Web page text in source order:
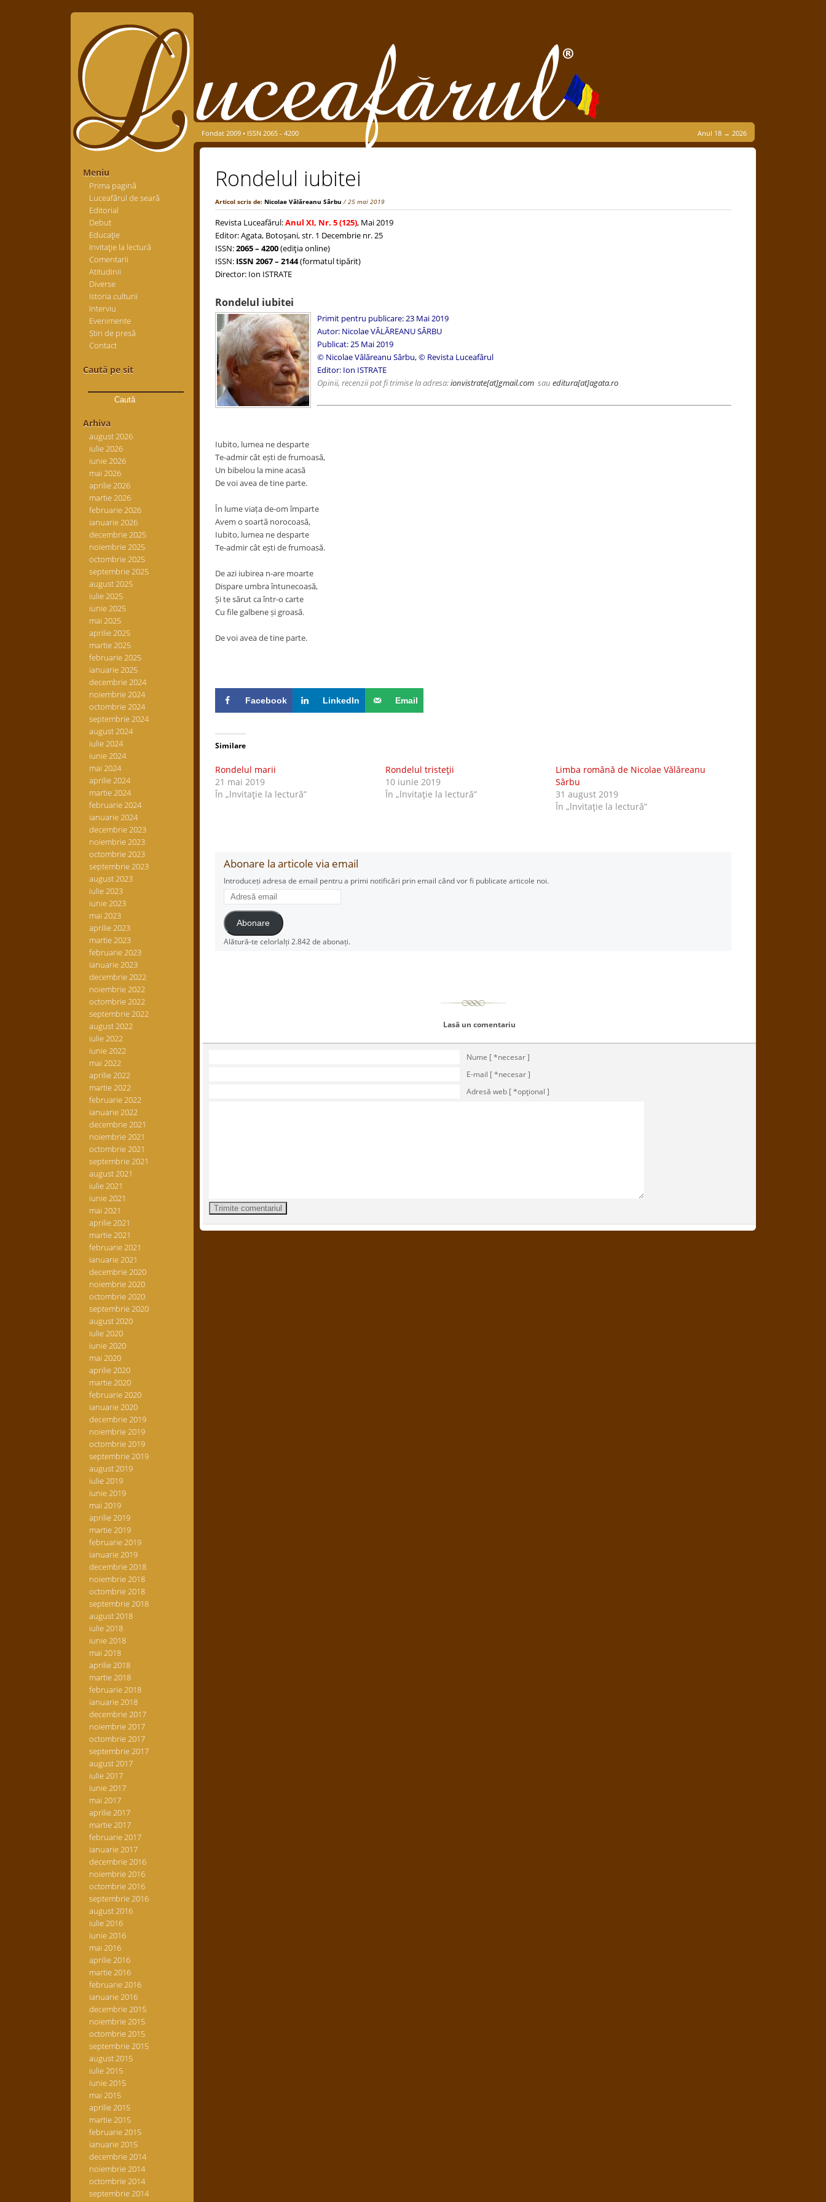
Meniu
Prima pagină
Luceafărul de seară
Editorial
Debut
Educaţie
Invitaţie la lectură
Comentarii
Atitudinii
Diverse
Istoria culturii
Interviu
Evenimente
Știri de presă
Contact
Caută pe sit
după:
Arhiva
august 2026
iulie 2026
iunie 2026
mai 2026
aprilie 2026
martie 2026
februarie 2026
ianuarie 2026
decembrie 2025
noiembrie 2025
octombrie 2025
septembrie 2025
august 2025
iulie 2025
iunie 2025
mai 2025
aprilie 2025
martie 2025
februarie 2025
ianuarie 2025
decembrie 2024
noiembrie 2024
octombrie 2024
septembrie 2024
august 2024
iulie 2024
iunie 2024
mai 2024
aprilie 2024
martie 2024
februarie 2024
ianuarie 2024
decembrie 2023
noiembrie 2023
octombrie 2023
septembrie 2023
august 2023
iulie 2023
iunie 2023
mai 2023
aprilie 2023
martie 2023
februarie 2023
ianuarie 2023
decembrie 2022
noiembrie 2022
octombrie 2022
septembrie 2022
august 2022
iulie 2022
iunie 2022
mai 2022
aprilie 2022
martie 2022
februarie 2022
ianuarie 2022
decembrie 2021
noiembrie 2021
octombrie 2021
septembrie 2021
august 2021
iulie 2021
iunie 2021
mai 2021
aprilie 2021
martie 2021
februarie 2021
ianuarie 2021
decembrie 2020
noiembrie 2020
octombrie 2020
septembrie 2020
august 2020
iulie 2020
iunie 2020
mai 2020
aprilie 2020
martie 2020
februarie 2020
ianuarie 2020
decembrie 2019
noiembrie 2019
octombrie 2019
septembrie 2019
august 2019
iulie 2019
iunie 2019
mai 2019
aprilie 2019
martie 2019
februarie 2019
ianuarie 2019
decembrie 2018
noiembrie 2018
octombrie 2018
septembrie 2018
august 2018
iulie 2018
iunie 2018
mai 2018
aprilie 2018
martie 2018
februarie 2018
ianuarie 2018
decembrie 2017
noiembrie 2017
octombrie 2017
septembrie 2017
august 2017
iulie 2017
iunie 2017
mai 2017
aprilie 2017
martie 2017
februarie 2017
ianuarie 2017
decembrie 2016
noiembrie 2016
octombrie 2016
septembrie 2016
august 2016
iulie 2016
iunie 2016
mai 2016
aprilie 2016
martie 2016
februarie 2016
ianuarie 2016
decembrie 2015
noiembrie 2015
octombrie 2015
septembrie 2015
august 2015
iulie 2015
iunie 2015
mai 2015
aprilie 2015
martie 2015
februarie 2015
ianuarie 2015
decembrie 2014
noiembrie 2014
octombrie 2014
septembrie 2014
Fondat 2009 • ISSN 2065 - 4200 Anul 18 → 2026
Rondelul iubitei
Articol scris de: Nicolae Vălăreanu Sârbu / 25 mai 2019
Revista Luceafărul:Anul XI, Nr. 5 (125), Mai 2019
Editor: Agata, Botoșani, str. 1 Decembrie nr. 25
ISSN:2065 – 4200(ediţia online)
ISSN: ISSN 2067 – 2144(formatul tipărit)
Director: Ion ISTRATE
Rondelul iubitei
Primit pentru publicare: 23 Mai 2019
Autor: Nicolae VĂLĂREANU SÂRBU
Publicat: 25 Mai 2019
© Nicolae Vălăreanu Sârbu, © Revista Luceafărul
Editor: Ion ISTRATE
Opinii, recenzii pot fi trimise la adresa:ionvistrate[at]gmail.comsau editura[at]agata.ro
Iubito, lumea ne desparte
Te-admir cât ești de frumoasă,
Un bibelou la mine acasă
De voi avea de tine parte.
În lume viața de-om împarte
Avem o soartă norocoasă,
Iubito, lumea ne desparte
Te-admir cât ești de frumoasă.
De azi iubirea n-are moarte
Dispare umbra întunecoasă,
Și te sărut ca într-o carte
Cu file galbeneși groasă.
De voi avea de tine parte.
Facebook LinkedIn Email
Similare
Rondelul marii
21 mai 2019
În „lnvitaţie la lectură”
Rondelul tristeţii
10 iunie 2019
În „lnvitaţie la lectură”
Limba română de Nicolae Vălăreanu
Sârbu
31 august 2019
În „lnvitaţie la lectură”
Abonare la articole via email
Introduceți adresa de email pentru a primi notificări prin email când vor fi publicate articole noi.
Adresă
email
Abonare
Alătură-te celorlalți 2.842 de abonați.
Lasă un comentariu
Nume [ *necesar ]
E-mail [ *necesar ]
Adresă web [ *opţional ]